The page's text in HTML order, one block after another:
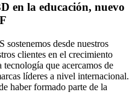
en la educación, nuevo
desde nuestros
clientes en el crecimiento
que acercamos de
líderes a nivel internacional.
haber formado parte de la